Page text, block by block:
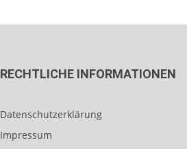
RECHTLICHE INFORMATIONEN
Datenschutzerklärung
Impressum